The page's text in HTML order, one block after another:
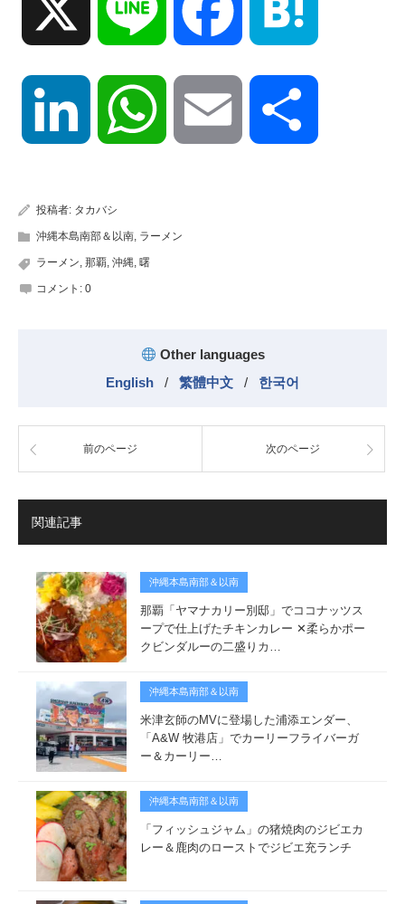
Line Facebook
LinkedIn WhatsApp Email
投稿者: タカバシ
沖縄本島南部＆以南, ラーメン
ラーメン, 那覇, 沖縄, 曙
コメント: 0
Other languages
English
/ 繁體中文 / 한국어
前のページ 次のページ
関連記事
沖縄本島南部＆以南
那覇「ヤマナカリー別邸」でココナッツス
ープで仕上げたチキンカレー ✕柔らかポー
クビンダルーの二盛りカ…
沖縄本島南部＆以南
米津玄師のMVに登場した浦添エンダー、
「A&W 牧港店」でカーリーフライバーガ
ー＆カーリー…
沖縄本島南部＆以南
「フィッシュジャム」の猪焼肉のジビエカ
レー＆鹿肉のローストでジビエ充ランチ